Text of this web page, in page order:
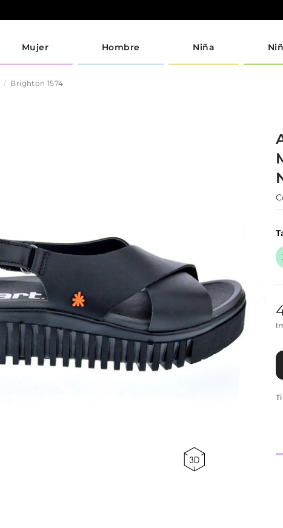
Mujer Hombre Niña
Brighton 1574